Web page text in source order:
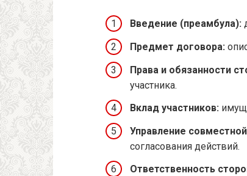
Введение (преамбула):
Предмет договора:
Права и обязанности
участника.
Вклад участников:
Управление
согласования действий.
Ответственность